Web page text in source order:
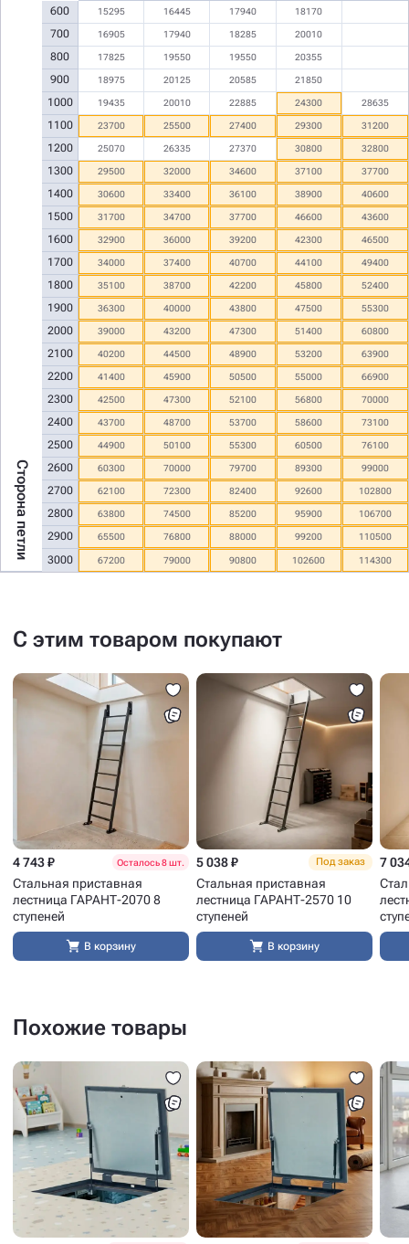
Сторона петли
600
700
800
900
1000
1100
1200
1300
1400
1500
1600
1700
1800
1900
2000
2100
2200
2300
2400
2500
2600
2700
2800
2900
3000
15295 16445 17940 18170
16905 17940 18285 20010
17825 19550 19550 20355
18975 20125 20585 21850
19435 20010 22885 24300 28635
23700 25500 27400 29300 31200
25070 26335 27370 30800 32800
29500 32000 34600 37100 37700
30600 33400 36100 38900 40600
31700 34700 37700 46600 43600
32900 36000 39200 42300 46500
34000 37400 40700 44100 49400
35100 38700 42200 45800 52400
36300 40000 43800 47500 55300
39000 43200 47300 51400 60800
40200 44500 48900 53200 63900
41400 45900 50500 55000 66900
42500 47300 52100 56800 70000
43700 48700 53700 58600 73100
44900 50100 55300 60500 76100
60300 70000 79700 89300 99000
62100 72300 82400 92600 102800
63800 74500 85200 95900 106700
65500 76800 88000 99200 110500
67200 79000 90800 102600 114300
С этим товаром покупают
4 743 ₽ Осталось 8 шт.
Стальная приставная
лестница ГАРАНТ-2070 8
ступеней
В корзину
5 038 ₽ Под заказ
Стальная приставная
лестница ГАРАНТ-2570 10
ступеней
В корзину
7
Похожие товары